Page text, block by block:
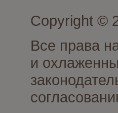
Copyright ©
Все права
и